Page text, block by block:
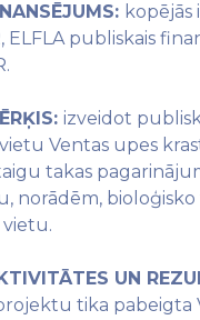
kopējās
ELFLA publiskais
izveidot
Ventas upes
takas
norādēm,
UN
tika pabeigta